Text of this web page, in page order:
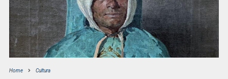
Home Cultura